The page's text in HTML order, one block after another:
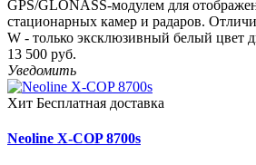
GPS/GLONASS-модулем для
стационарных камер и радаров.
W - только эксклюзивный белый цвет
13 500 руб.
Уведомить
Хит Бесплатная доставка
Neoline X-COP 8700s